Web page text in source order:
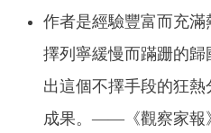
作者是經驗豐富而充
擇列寧緩慢而蹣跚的
出這個不擇手段的狂
成果。——《觀察家報